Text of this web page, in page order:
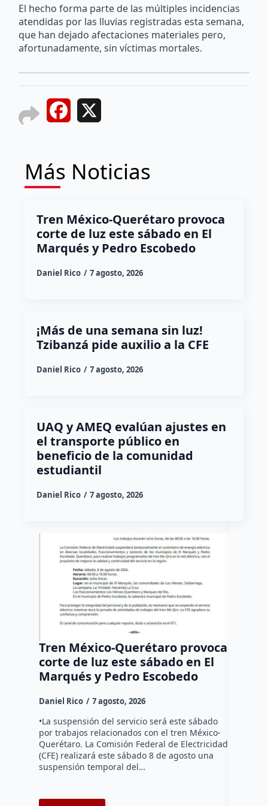
El hecho forma parte de las múltiples incidencias
atendidas por las lluvias registradas esta semana,
que han dejado afectaciones materiales pero,
afortunadamente, sin víctimas mortales.
Facebook
Más Noticias
Tren México-Querétaro provoca
corte de luz este sábado en El
Marqués y Pedro Escobedo
Daniel Rico 7 agosto, 2026
¡Más de una semana sin luz!
Tzibanzá pide auxilio a la CFE
Daniel Rico 7 agosto, 2026
UAQ y AMEQ evalúan ajustes en
el transporte público en
beneficio de la comunidad
estudiantil
Daniel Rico 7 agosto, 2026
Tren México-Querétaro provoca
corte de luz este sábado en El
Marqués y Pedro Escobedo
Daniel Rico 7 agosto, 2026
•La suspensión del servicio será este sábado
por trabajos relacionados con el tren México-
Querétaro. La Comisión Federal de Electricidad
(CFE) realizará este sábado 8 de agosto una
suspensión temporal del…